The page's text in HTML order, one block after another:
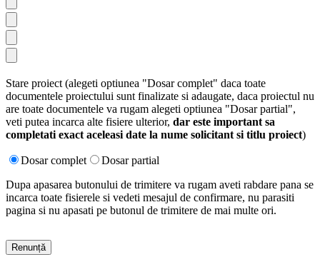
Stare proiect (alegeti optiunea "Dosar complet" daca toate
documentele proiectului sunt finalizate si adaugate, daca proiectul nu
are toate documentele va rugam alegeti optiunea "Dosar partial",
veti putea incarca alte fisiere ulterior, dar este important sa
completati exact aceleasi date la nume solicitant si titlu proiect)
Dosar complet
Dosar partial
Dupa apasarea butonului de trimitere va rugam aveti rabdare pana se
incarca toate fisierele si vedeti mesajul de confirmare, nu parasiti
pagina si nu apasati pe butonul de trimitere de mai multe ori.